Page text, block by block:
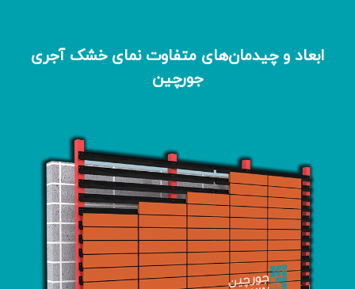
ابعاد و چیدمان‌های متفاوت نمای خشک آجری
جورچین